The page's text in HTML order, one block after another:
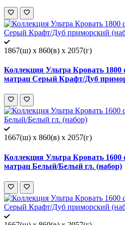
1867(ш) x 860(в) x 2057(г)
Коллекция Ультра Кровать
матрац Серый Крафт/Дуб
1667(ш) x 860(в) x 2057(г)
Коллекция Ультра Кровать
матрац Белый/Белый гл. (набор)